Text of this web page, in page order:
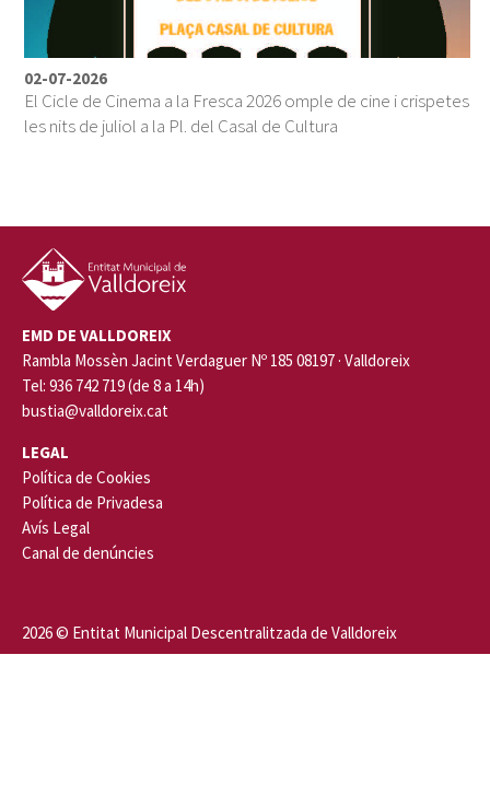
02-07-2026
El Cicle de Cinema a la Fresca 2026 omple de cine i crispetes
les nits de juliol a la Pl. del Casal de Cultura
EMD DE VALLDOREIX
Rambla Mossèn Jacint Verdaguer Nº 185 08197 · Valldoreix
Tel: 936 742 719 (de 8 a 14h)
bustia@valldoreix.cat
LEGAL
Política de Cookies
Política de Privadesa
Avís Legal
Canal de denúncies